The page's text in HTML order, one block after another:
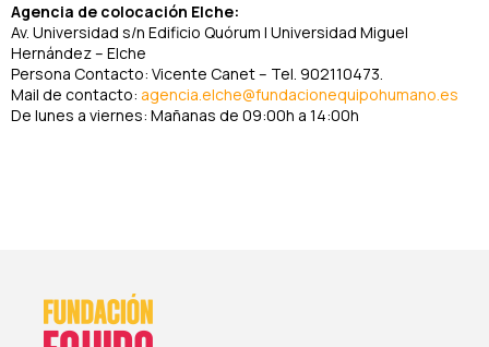
Agencia de colocación Elche:
Av. Universidad s/n Edificio Quórum I Universidad Miguel
Hernández – Elche
Persona Contacto: Vicente Canet – Tel. 902110473.
Mail de contacto: agencia.elche@fundacionequipohumano.es
De lunes a viernes: Mañanas de 09:00h a 14:00h